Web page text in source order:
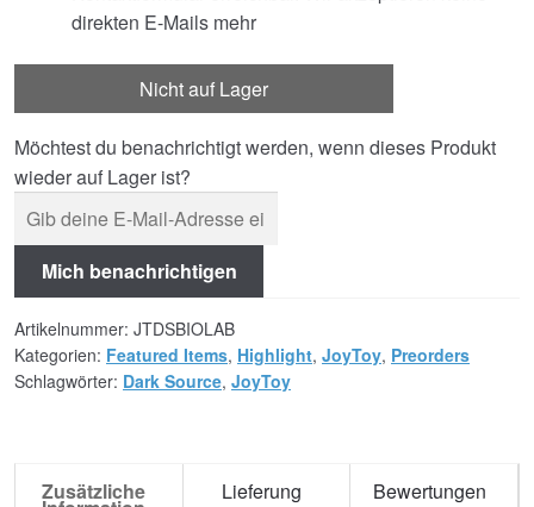
direkten E-Mails mehr
Nicht auf Lager
Möchtest du benachrichtigt werden, wenn dieses Produkt
wieder auf Lager ist?
Mich benachrichtigen
Artikelnummer: JTDSBIOLAB
Kategorien: Featured Items, Highlight, JoyToy, Preorders
Schlagwörter: Dark Source, JoyToy
Zusätzliche Lieferung Bewertungen